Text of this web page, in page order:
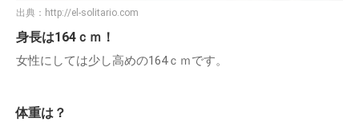
出典： http://el-solitario.com
身長は164ｃｍ！
女性にしては少し高めの164ｃｍです。
体重は？